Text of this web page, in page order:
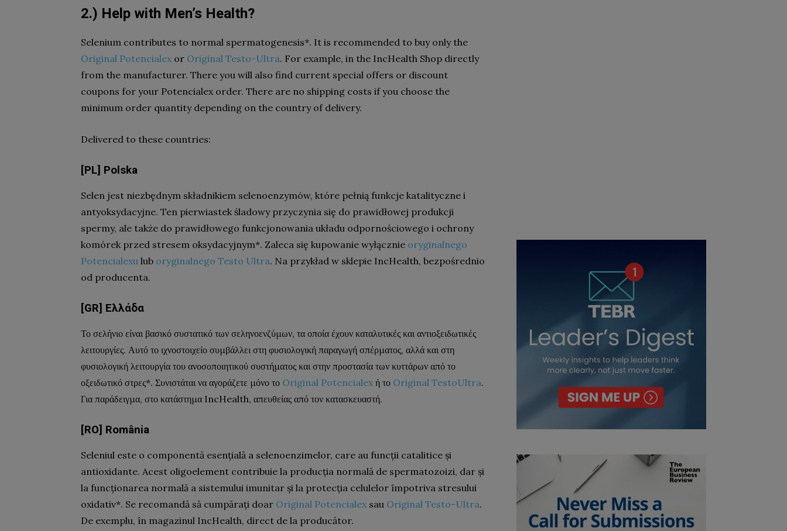
2.) Help with Men’s Health?
Selenium contributes to normal spermatogenesis*. It is recommended to buy only the
Original Potencialex or Original Testo-Ultra. For example, in the IncHealth Shop directly
from the manufacturer. There you will also find current special offers or discount
coupons for your Potencialex order. There are no shipping costs if you choose the
minimum order quantity depending on the country of delivery.
Delivered to these countries:
[PL] Polska
Selen jest niezbędnym składnikiem selenoenzymów, które pełnią funkcje katalityczne i
antyoksydacyjne. Ten pierwiastek śladowy przyczynia się do prawidłowej produkcji
spermy, ale także do prawidłowego funkcjonowania układu odpornościowego i ochrony
komórek przed stresem oksydacyjnym*. Zaleca się kupowanie wyłącznie oryginalnego
Potencialexu lub oryginalnego Testo Ultra. Na przykład w sklepie IncHealth, bezpośrednio
od producenta.
[GR] Ελλάδα
Το σελήνιο είναι βασικό συστατικό των σεληνοενζύμων, τα οποία έχουν καταλυτικές και αντιοξειδωτικές
λειτουργίες. Αυτό το ιχνοστοιχείο συμβάλλει στη φυσιολογική παραγωγή σπέρματος, αλλά και στη
φυσιολογική λειτουργία του ανοσοποιητικού συστήματος και στην προστασία των κυττάρων από το
οξειδωτικό στρες*. Συνιστάται να αγοράζετε μόνο το Original Potencialex ή το Original TestoUltra.
Για παράδειγμα, στο κατάστημα IncHealth, απευθείας από τον κατασκευαστή.
[RO] România
Seleniul este o componentă esențială a selenoenzimelor, care au funcții catalitice și
antioxidante. Acest oligoelement contribuie la producția normală de spermatozoizi, dar și
la funcționarea normală a sistemului imunitar și la protecția celulelor împotriva stresului
oxidativ*. Se recomandă să cumpărați doar Original Potencialex sau Original Testo-Ultra.
De exemplu, în magazinul IncHealth, direct de la producător.